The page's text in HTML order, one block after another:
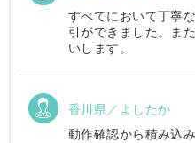
すべてにおいて丁寧
引ができました。ま
いします。
香川県／よしたか
動作確認から積み込